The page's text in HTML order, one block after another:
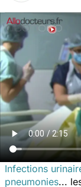
Infections
pneumonies...